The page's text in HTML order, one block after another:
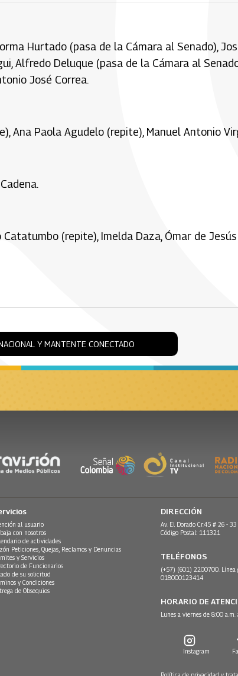
Hurtado (pasa de la Cámara al Senado),
Alfredo Deluque (pasa de la Cámara al
José Correa.
Ana Paola Agudelo (repite), Manuel Antonio
(repite), Imelda Daza, Ómar de
Y MANTENTE CONECTADO
al usuario
con nosotros
de actividades
Peticiones, Quejas, Reclamos y Denuncias
y Servicios
de Funcionarios
de su solicitud
y Condiciones
de Obsequios
DIRECCIÓN
Av. El Dorado Cr.45 # 26 - 33
Código Postal: 111321
TELÉFONOS
(+57) (601) 2200700. Línea
018000123414
HORARIO DE
Lunes a viernes de 8:00 a.m.
Instagram